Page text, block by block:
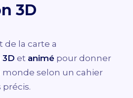
3D
la carte a
et animé pour donner
monde selon un cahier